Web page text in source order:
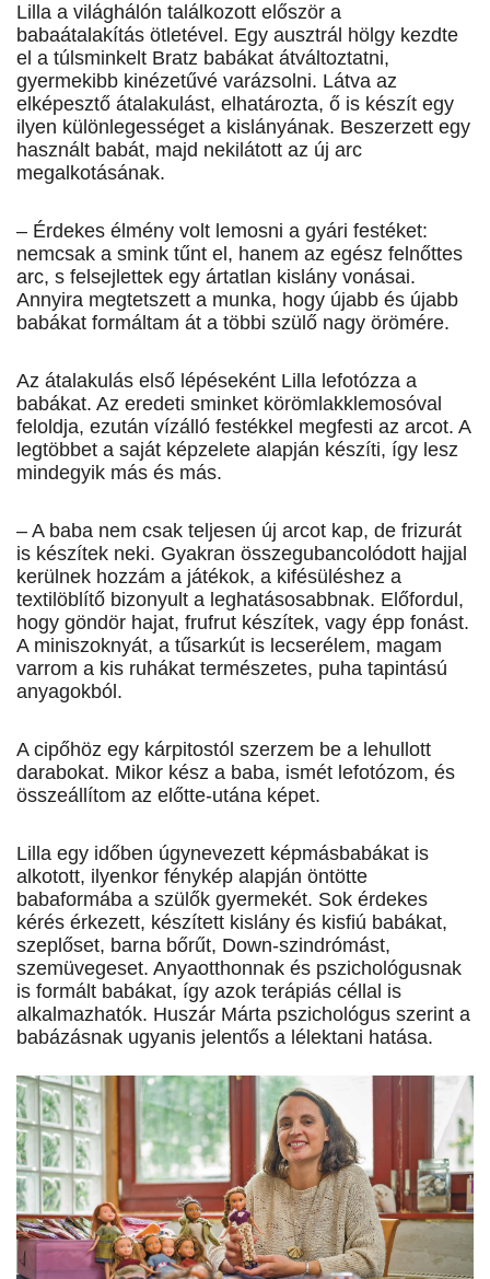
Lilla a világhálón találkozott először a
babaátalakítás ötletével. Egy ausztrál hölgy kezdte
el a túlsminkelt Bratz babákat átváltoztatni,
gyermekibb kinézetűvé varázsolni. Látva az
elképesztő átalakulást, elhatározta, ő is készít egy
ilyen különlegességet a kislányának. Beszerzett egy
használt babát, majd nekilátott az új arc
megalkotásának.
– Érdekes élmény volt lemosni a gyári festéket:
nemcsak a smink tűnt el, hanem az egész felnőttes
arc, s felsejlettek egy ártatlan kislány vonásai.
Annyira megtetszett a munka, hogy újabb és újabb
babákat formáltam át a többi szülő nagy örömére.
Az átalakulás első lépéseként Lilla lefotózza a
babákat. Az eredeti sminket körömlakklemosóval
feloldja, ezután vízálló festékkel megfesti az arcot. A
legtöbbet a saját képzelete alapján készíti, így lesz
mindegyik más és más.
– A baba nem csak teljesen új arcot kap, de frizurát
is készítek neki. Gyakran összegubancolódott hajjal
kerülnek hozzám a játékok, a kifésüléshez a
textilöblítő bizonyult a leghatásosabbnak. Előfordul,
hogy göndör hajat, frufrut készítek, vagy épp fonást.
A miniszoknyát, a tűsarkút is lecserélem, magam
varrom a kis ruhákat természetes, puha tapintású
anyagokból.
A cipőhöz egy kárpitostól szerzem be a lehullott
darabokat. Mikor kész a baba, ismét lefotózom, és
összeállítom az előtte-utána képet.
Lilla egy időben úgynevezett képmásbabákat is
alkotott, ilyenkor fénykép alapján öntötte
babaformába a szülők gyermekét. Sok érdekes
kérés érkezett, készített kislány és kisfiú babákat,
szeplőset, barna bő­rűt, Down-szindrómást,
szemüvegeset. Anyaotthonnak és pszichológusnak
is formált babákat, így azok terápiás céllal is
alkalmazhatók. Huszár Márta pszichológus szerint a
babázásnak ugyanis jelentős a lélektani hatása.